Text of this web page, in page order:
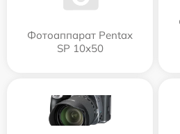
Фотоаппарат Pentax
SP 10x50